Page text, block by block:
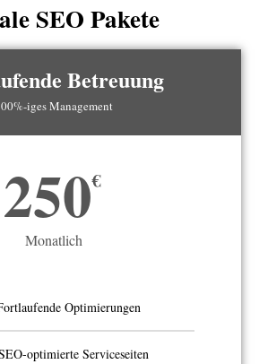
SEO Pakete
Betreuung
iges Management
250€
Monatlich
Optimierungen
optimierte Serviceseiten